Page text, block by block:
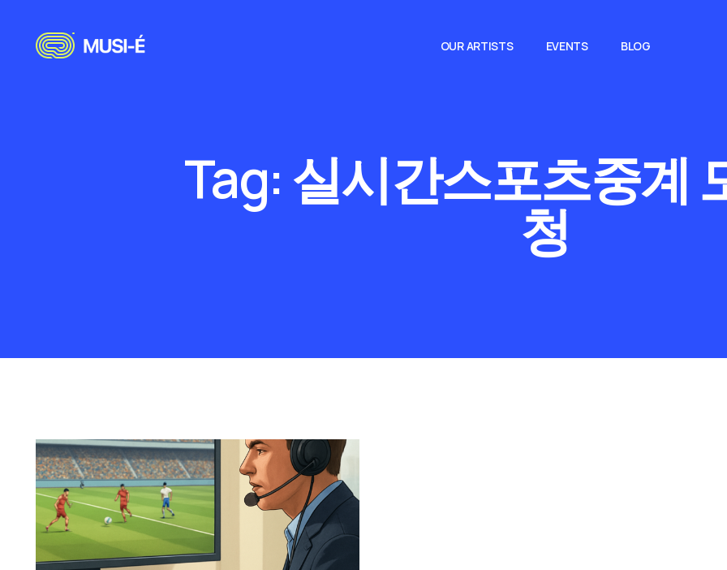
OUR ARTISTS EVENTS BLOG
Tag: 실시간스포츠중계
청